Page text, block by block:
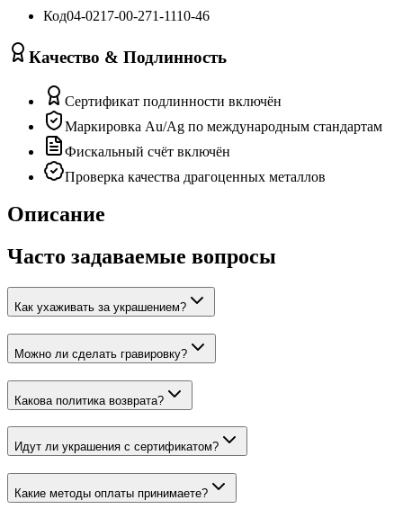
Код04-0217-00-271-1110-46
Качество & Подлинность
Сертификат подлинности включён
Маркировка Au/Ag по международным стандартам
Фискальный счёт включён
Проверка качества драгоценных металлов
Описание
Часто задаваемые вопросы
Как ухаживать за украшением?
Можно ли сделать гравировку?
Какова политика возврата?
Идут ли украшения с сертификатом?
Какие методы оплаты принимаете?